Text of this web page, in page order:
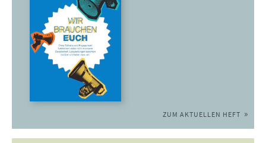
ZUM AKTUELLEN HEFT